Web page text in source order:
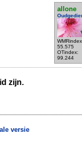
allone
55.575
OTindex:
99.244
zijn.
versie